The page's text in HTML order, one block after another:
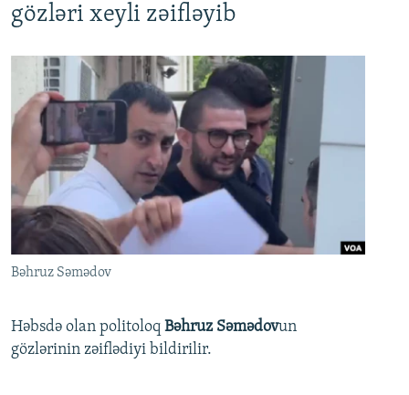
gözləri xeyli zəifləyib
Bəhruz Səmədov
Həbsdə olan politoloq Bəhruz Səmədovun
gözlərinin zəiflədiyi bildirilir.